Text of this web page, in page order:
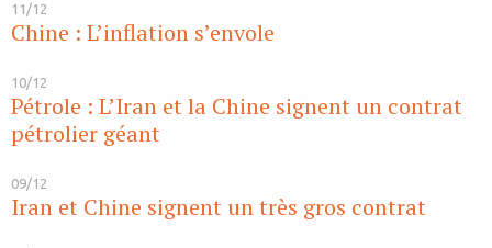
11/12
Chine : L’inflation s’envole
10/12
Pétrole : L’Iran et la Chine signent un contrat
pétrolier géant
09/12
Iran et Chine signent un très gros contrat